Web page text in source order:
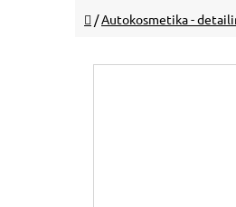
Domů
/Autokosmetika -